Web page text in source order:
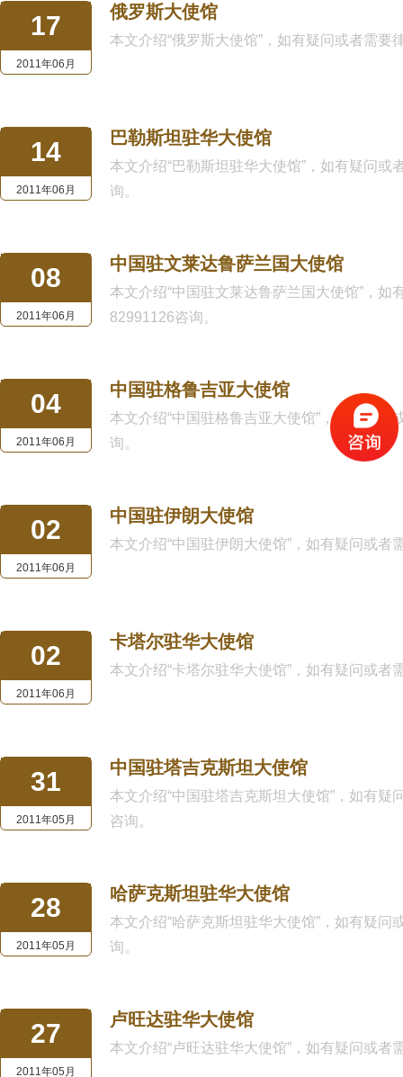
17
2011年06月
俄罗斯大使馆
本文介绍“俄罗斯大使馆”，如有疑问或者需
14
2011年06月
巴勒斯坦驻华大使馆
本文介绍“巴勒斯坦驻华大使馆”，如有疑问
询。
08
2011年06月
中国驻文莱达鲁萨兰国大使馆
本文介绍“中国驻文莱达鲁萨兰国大使馆”，
82991126咨询。
04
2011年06月
中国驻格鲁吉亚大使馆
本文介绍“中国驻格鲁吉亚大使馆”，如有疑
询。
02
2011年06月
中国驻伊朗大使馆
本文介绍“中国驻伊朗大使馆”，如有疑问或
02
2011年06月
卡塔尔驻华大使馆
本文介绍“卡塔尔驻华大使馆”，如有疑问或
31
2011年05月
中国驻塔吉克斯坦大使馆
本文介绍“中国驻塔吉克斯坦大使馆”，如有
咨询。
28
2011年05月
哈萨克斯坦驻华大使馆
本文介绍“哈萨克斯坦驻华大使馆”，如有疑
询。
27
2011年05月
卢旺达驻华大使馆
本文介绍“卢旺达驻华大使馆”，如有疑问或